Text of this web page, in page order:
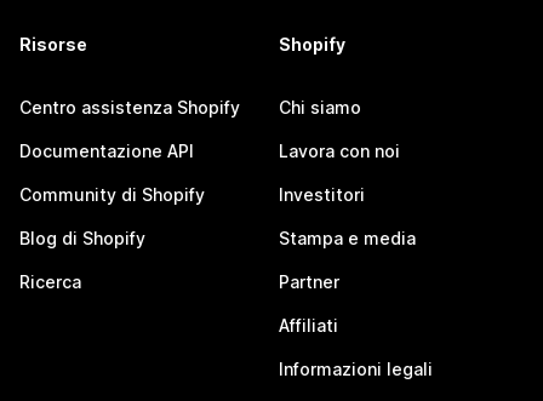
Risorse
Centro assistenza Shopify
Documentazione API
Community di Shopify
Blog di Shopify
Ricerca
Shopify
Chi siamo
Lavora con noi
Investitori
Stampa e media
Partner
Affiliati
Informazioni legali